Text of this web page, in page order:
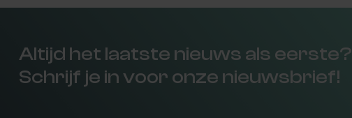
Altijd het laatste nieuws als eerste?
Schrijf je in voor onze nieuwsbrief!